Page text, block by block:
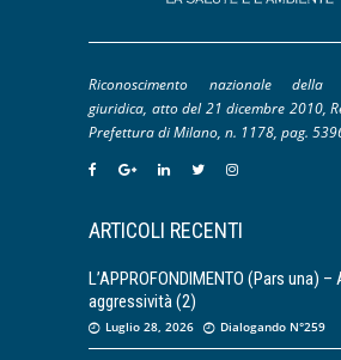
Riconoscimento nazionale della
giuridica, atto del 21 dicembre 2010,
Prefettura di Milano, n. 1178, pag.
ARTICOLI RECENTI
L’APPROFONDIMENTO (Pars una)
aggressività (2)
Luglio 28, 2026 Dialogando N°259